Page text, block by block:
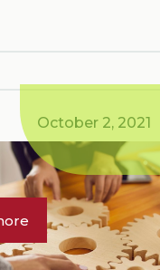
October 2, 2021
Casa della
pazienti
partecipa